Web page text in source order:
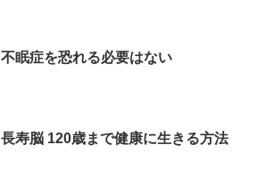
不眠症を恐れる必要はない
長寿脳 120歳まで健康に生きる方法